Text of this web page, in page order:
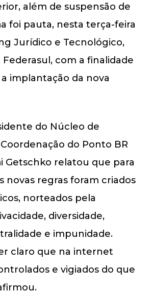
além de suspensão de
foi pauta, nesta terça-feira
Jurídico e Tecnológico,
com a finalidade
implantação da nova
do Núcleo de
do Ponto BR
Getschko relatou que para
novas regras foram criados
norteados pela
diversidade,
e impunidade.
claro que na internet
e vigiados do que